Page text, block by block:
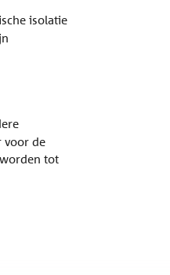
isolatie
voor de
tot